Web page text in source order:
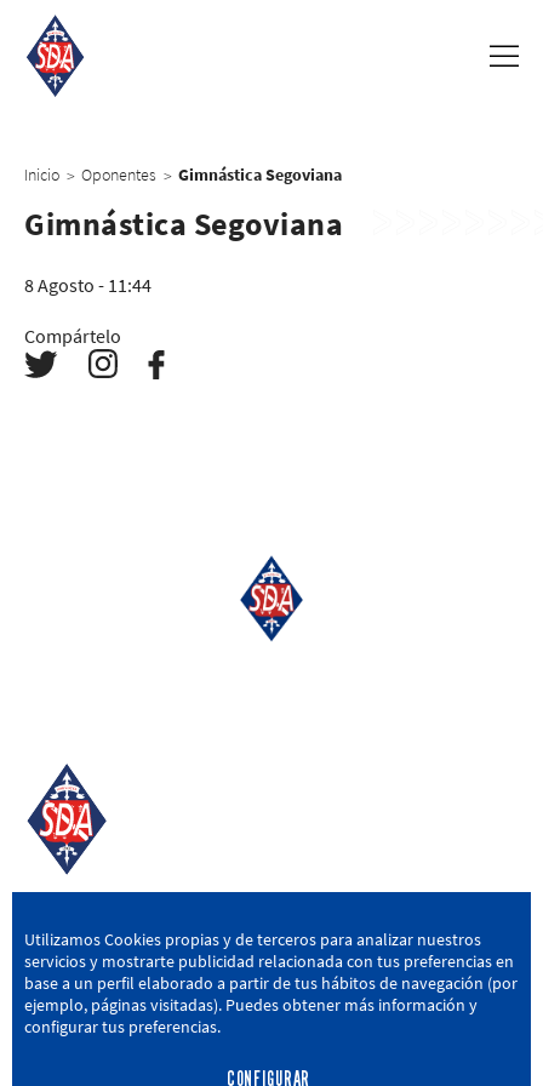
Inicio > Oponentes > Gimnástica Segoviana
Gimnástica Segoviana
8 Agosto - 11:44
Compártelo
SD AMOREBIETA
San Miguel Kalea, 16, 48340 Amorebieta, Bizkaia
946 604 751 | sda@sdamorebieta.eus
Utilizamos Cookies propias y de terceros para analizar nuestros
servicios y mostrarte publicidad relacionada con tus preferencias en
base a un perfil elaborado a partir de tus hábitos de navegación (por
ejemplo, páginas visitadas). Puedes obtener más información y
configurar tus preferencias.
CONFIGURAR